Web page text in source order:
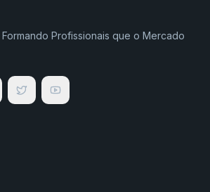
Profissionais que o Mercado